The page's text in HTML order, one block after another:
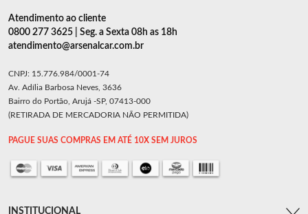
Atendimento ao cliente
0800 277 3625 | Seg. a Sexta 08h as 18h
atendimento@arsenalcar.com.br
CNPJ: 15.776.984/0001-74
Av. Adília Barbosa Neves, 3636
Bairro do Portão, Arujá -SP, 07413-000
(RETIRADA DE MERCADORIA NÃO PERMITIDA)
PAGUE SUAS COMPRAS EM ATÉ 10X SEM JUROS
INSTITUCIONAL